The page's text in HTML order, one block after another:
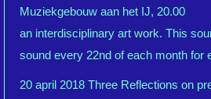
Muziekgebouw aan het IJ, 20.00
an interdisciplinary art work. This
sound every 22nd of each month for
20 april 2018 Three Reflections on